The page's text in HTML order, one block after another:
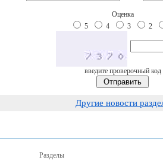
Оценка
5
4 3 2
введите проверочный код
Другие новости
Разделы